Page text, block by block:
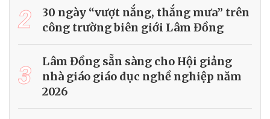
2
30 ngày “vượt nắng, thắng mưa” trên
công trường biên giới Lâm Đồng
3
Lâm Đồng sẵn sàng cho Hội giảng
nhà giáo giáo dục nghề nghiệp năm
2026